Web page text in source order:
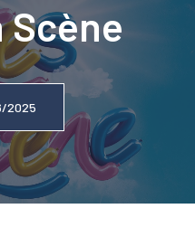
Scène
2025
en scène